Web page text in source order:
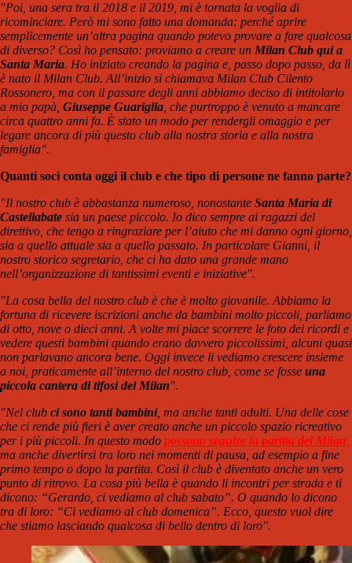
"Poi, una sera tra il 2018 e il 2019, mi è tornata la voglia di
ricominciare. Però mi sono fatto una domanda: perché aprire
semplicemente un’altra pagina quando potevo provare a fare qualcosa
di diverso? Così ho pensato: proviamo a creare un Milan Club qui a
Santa Maria. Ho iniziato creando la pagina e, passo dopo passo, da lì
è nato il Milan Club. All’inizio si chiamava Milan Club Cilento
Rossonero, ma con il passare degli anni abbiamo deciso di intitolarlo
a mio papà, Giuseppe Guariglia , che purtroppo è venuto a mancare
circa quattro anni fa. È stato un modo per rendergli omaggio e per
legare ancora di più questo club alla nostra storia e alla nostra
famiglia".
Quanti soci conta oggi il club e che tipo di persone ne fanno parte?
"Il nostro club è abbastanza numeroso, nonostante Santa Maria di
Castellabate sia un paese piccolo. Io dico sempre ai ragazzi del
direttivo, che tengo a ringraziare per l’aiuto che mi danno ogni giorno,
sia a quello attuale sia a quello passato. In particolare Gianni, il
nostro storico segretario, che ci ha dato una grande mano
nell’organizzazione di tantissimi eventi e iniziative".
"La cosa bella del nostro club è che è molto giovanile. Abbiamo la
fortuna di ricevere iscrizioni anche da bambini molto piccoli, parliamo
di otto, nove o dieci anni. A volte mi piace scorrere le foto dei ricordi e
vedere questi bambini quando erano davvero piccolissimi, alcuni quasi
non parlavano ancora bene. Oggi invece li vediamo crescere insieme
a noi, praticamente all’interno del nostro club, come se fosse una
piccola cantera di tifosi del Milan".
"Nel club ci sono tanti bambini, ma anche tanti adulti. Una delle cose
che ci rende più fieri è aver creato anche un piccolo spazio ricreativo
per i più piccoli. In questo modo possono seguire la partita del Milan
ma anche divertirsi tra loro nei momenti di pausa, ad esempio a fine
primo tempo o dopo la partita. Così il club è diventato anche un vero
punto di ritrovo. La cosa più bella è quando li incontri per strada e ti
dicono: “Gerardo, ci vediamo al club sabato”. O quando lo dicono
tra di loro: “Ci vediamo al club domenica”. Ecco, questo vuol dire
che stiamo lasciando qualcosa di bello dentro di loro".